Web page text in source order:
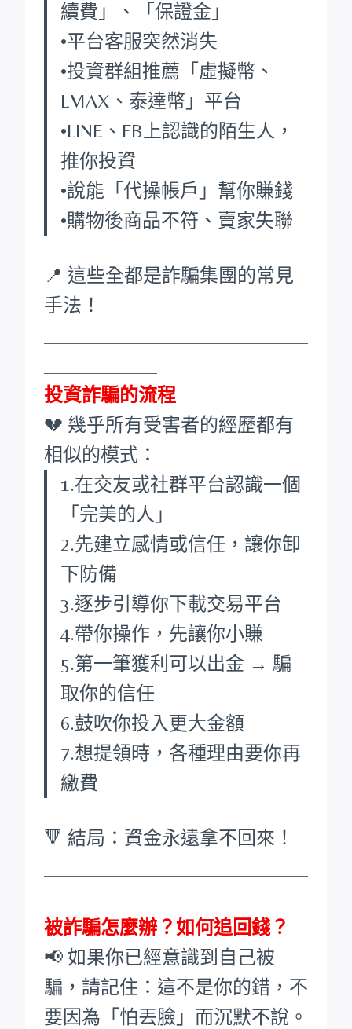
續費」、「保證金」
•平台客服突然消失
•投資群組推薦「虛擬幣、
LMAX、泰達幣」平台
•LINE、FB上認識的陌生人，
推你投資
•說能「代操帳戶」幫你賺錢
•購物後商品不符、賣家失聯
📍 這些全都是詐騙集團的常見
手法！
投資詐騙的流程
💔 幾乎所有受害者的經歷都有
相似的模式：
1.在交友或社群平台認識一個
「完美的人」
2.先建立感情或信任，讓你卸
下防備
3.逐步引導你下載交易平台
4.帶你操作，先讓你小賺
5.第一筆獲利可以出金 → 騙
取你的信任
6.鼓吹你投入更大金額
7.想提領時，各種理由要你再
繳費
🔻 結局：資金永遠拿不回來！
被詐騙怎麼辦？如何追回錢？
📢 如果你已經意識到自己被
騙，請記住：這不是你的錯，不
要因為「怕丟臉」而沉默不說。